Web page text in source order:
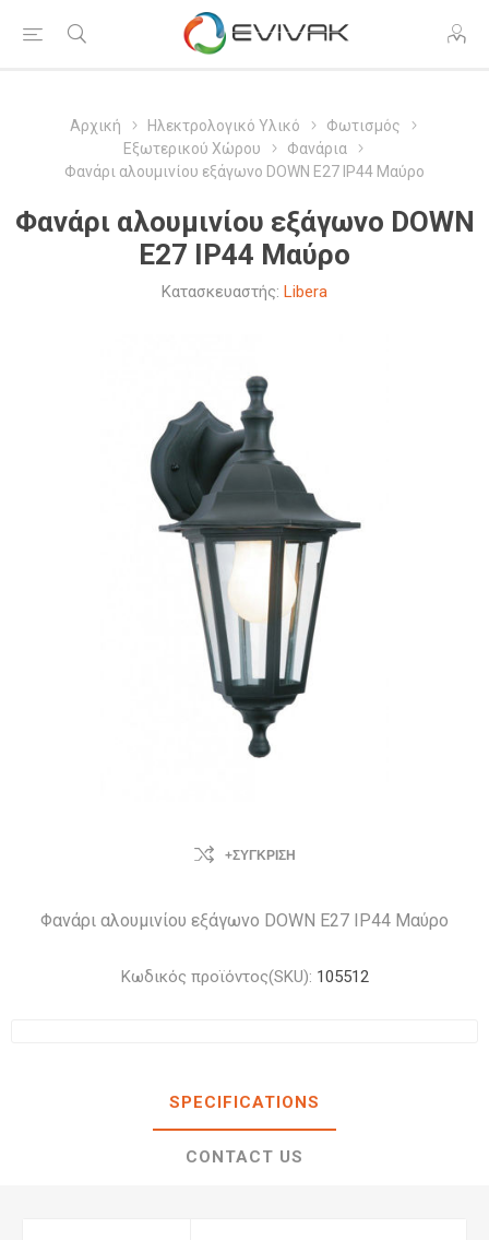
Αρχική Ηλεκτρολογικό Υλικό
Φωτισμός
Εξωτερικού Χώρου
Φανάρια
Φανάρι αλουμινίου εξάγωνο DOWN Ε27 IP44 Μαύρο
Φανάρι αλουμινίου εξάγωνο DOWN
Ε27 IP44 Μαύρο
Κατασκευαστής: Libera
+ΣΎΓΚΡΙΣΗ
Φανάρι αλουμινίου εξάγωνο DOWN Ε27 IP44 Μαύρο
Κωδικός προϊόντος(SKU): 105512
SPECIFICATIONS
CONTACT US